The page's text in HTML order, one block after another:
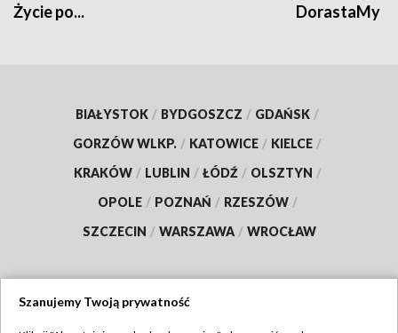
Życie po... DorastaMy
BIAŁYSTOK / BYDGOSZCZ / GDAŃSK /
GORZÓW WLKP. / KATOWICE / KIELCE /
KRAKÓW / LUBLIN / ŁÓDŹ / OLSZTYN /
OPOLE / POZNAŃ / RZESZÓW /
SZCZECIN / WARSZAWA / WROCŁAW
Szanujemy Twoją prywatność